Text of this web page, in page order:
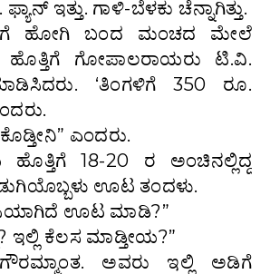
ಫ್ಯಾನ್ ಇತ್ತು. ಗಾಳಿ-ಬೆಳಕು ಚೆನ್ನಾಗಿತ್ತು.
ಹೋಗಿ ಬಂದ ಮಂಚದ ಮೇಲೆ
ಹೊತ್ತಿಗೆ ಗೋಪಾಲರಾಯರು ಟಿ.ವಿ.
‘ತಿಂಗಳಿಗೆ 350 ರೂ.
ಎಂದರು.
18-20 ರ ಅಂಚಿನಲ್ಲಿದ್ದ
ಊಟ ತಂದಳು.
ಊಟ ಮಾಡಿ?”
ಇಲ್ಲಿ ಕೆಲಸ ಮಾಡ್ತೀಯ?”
ಅವರು ಇಲ್ಲಿ ಅಡಿಗೆ